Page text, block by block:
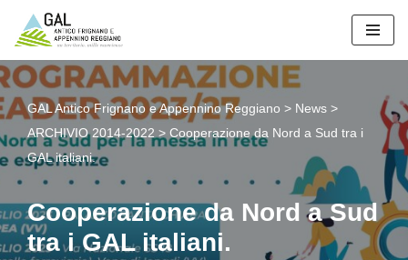
Vai
al
contenuto
GAL Antico Frignano e Appennino Reggiano > News >
ARCHIVIO 2014-2022 > Cooperazione da Nord a Sud tra i
GAL italiani.
Cooperazione da Nord a Sud
tra i GAL italiani.